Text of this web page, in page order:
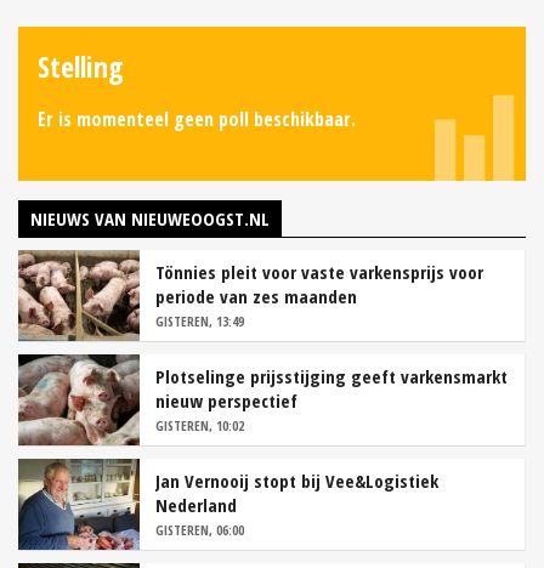
Stelling
Er is momenteel geen poll beschikbaar.
NIEUWS VAN NIEUWEOOGST.NL
Tönnies pleit voor vaste varkensprijs voor
periode van zes maanden
GISTEREN, 13:49
Plotselinge prijsstijging geeft varkensmarkt
nieuw perspectief
GISTEREN, 10:02
Jan Vernooij stopt bij Vee&Logistiek
Nederland
GISTEREN, 06:00